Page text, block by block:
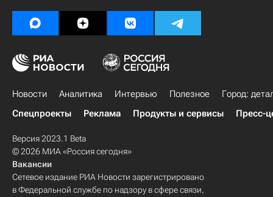
Новости Аналитика Интервью Полезное
Город:
Спецпроекты
Реклама Продукты и сервисы Пресс-
Версия 2023.1 Beta
© 2026 МИА «Россия сегодня»
Вакансии
Сетевое издание РИА Новости зарегистрировано
в Федеральной службе по надзору в сфере связи,